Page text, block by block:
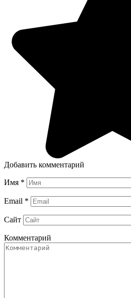
Добавить комментарий
Имя *
Email *
Сайт
Комментарий